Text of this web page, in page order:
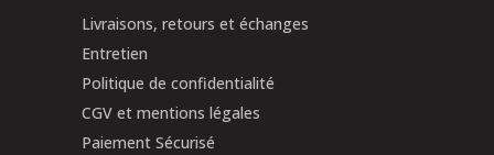
Livraisons, retours et échanges
Entretien
Politique de confidentialité
CGV et mentions légales
Paiement Sécurisé